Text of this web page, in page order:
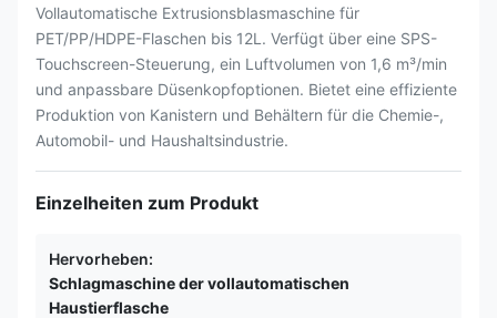
Vollautomatische Extrusionsblasmaschine für
PET/PP/HDPE-Flaschen bis 12L. Verfügt über eine SPS-
Touchscreen-Steuerung, ein Luftvolumen von 1,6 m³/min
und anpassbare Düsenkopfoptionen. Bietet eine effiziente
Produktion von Kanistern und Behältern für die Chemie-,
Automobil- und Haushaltsindustrie.
Einzelheiten zum Produkt
Hervorheben:
Schlagmaschine der vollautomatischen
Haustierflasche